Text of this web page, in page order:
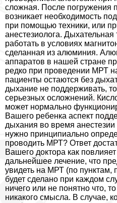
сложная. После погружения
возникает необходимость
при помощью техники, или
анестезиолога. Дыхательная
работать в условиях
сделанная из алюминия.
аппаратов в нашей стране
редко при проведении МРТ
пациенты остаются без
дыхание не поддерживать,
серьезных осложнений.
может нормально
Вашего ребенка аспект
дыхания во время
нужно принципиально
проводить МРТ? Ответ
Вашего доктора как
дальнейшее лечение, что
увидеть на МРТ (по пунктам,
будет сделано при каждом
ничего или не понятно что,
никакого смысла. В случае,